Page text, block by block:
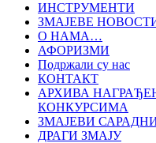
ИНСТРУМЕНТИ
ЗМАЈЕВЕ
О НАМА…
АФОРИЗМИ
Подржали су нас
КОНТАКТ
АРХИВА
КОНКУРСИМА
ЗМАЈЕВИ
ДРАГИ ЗМАЈУ